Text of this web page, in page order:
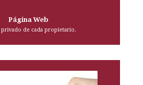
Página Web
privado de cada propietario.